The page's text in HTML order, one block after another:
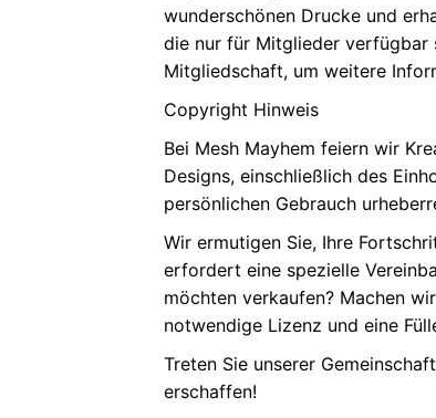
wunderschönen Drucke und
die nur für Mitglieder verfügbar
Mitgliedschaft, um weitere
Copyright Hinweis
Bei Mesh Mayhem feiern wir
Designs, einschließlich des
persönlichen Gebrauch
Wir ermutigen Sie, Ihre
erfordert eine spezielle
möchten verkaufen? Machen
notwendige Lizenz und eine
Treten Sie unserer
erschaffen!